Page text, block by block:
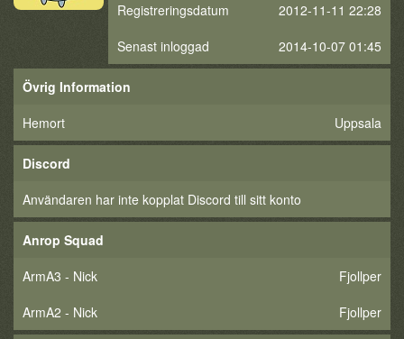
Registreringsdatum
2012-11-11 22:28
Senast inloggad
2014-10-07 01:45
Övrig Information
Hemort
Uppsala
Discord
Användaren har inte kopplat Discord till sitt konto
Anrop Squad
ArmA3 - Nick
Fjollper
ArmA2 - Nick
Fjollper